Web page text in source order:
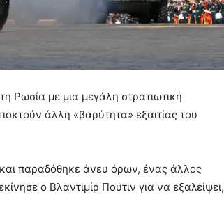
Ρωσία με μια μεγάλη στρατιωτική
άλλη «βαρύτητα» εξαιτίας του
παραδόθηκε άνευ όρων, ένας άλλος
ο Βλαντιμίρ Πούτιν για να εξαλείψει,